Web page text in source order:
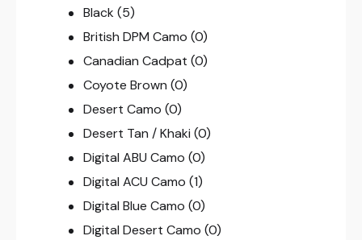
Black (5)
British DPM Camo (0)
Canadian Cadpat (0)
Coyote Brown (0)
Desert Camo (0)
Desert Tan / Khaki (0)
Digital ABU Camo (0)
Digital ACU Camo (1)
Digital Blue Camo (0)
Digital Desert Camo (0)